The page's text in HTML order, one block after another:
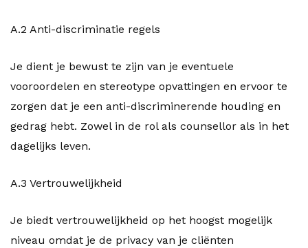
A.2 Anti-discriminatie regels
Je dient je bewust te zijn van je eventuele
vooroordelen en stereotype opvattingen en ervoor te
zorgen dat je een anti-discriminerende houding en
gedrag hebt. Zowel in de rol als counsellor als in het
dagelijks leven.
A.3 Vertrouwelijkheid
Je biedt vertrouwelijkheid op het hoogst mogelijk
niveau omdat je de privacy van je cliënten